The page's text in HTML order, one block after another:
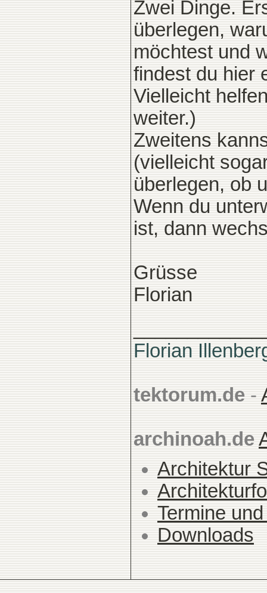
Zwei Dinge.
überlegen,
möchtest und
findest du hier
Vielleicht
weiter.)
Zweitens
(vielleicht
überlegen, ob
Wenn du
ist, dann
Grüsse
Florian
Florian
tektorum.de -
archinoah.de
Architektur
Termine
Downloads